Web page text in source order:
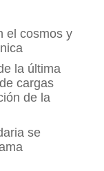
el cosmos y
la última
cargas
de la
se